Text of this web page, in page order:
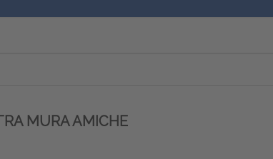
MURA AMICHE